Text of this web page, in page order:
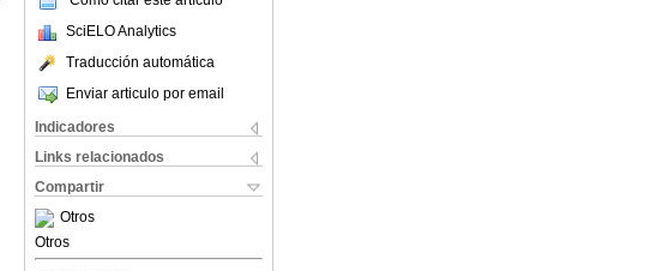
SciELO Analytics
Traducción automática
Enviar articulo por email
Indicadores
Links relacionados
Compartir
Otros
Otros